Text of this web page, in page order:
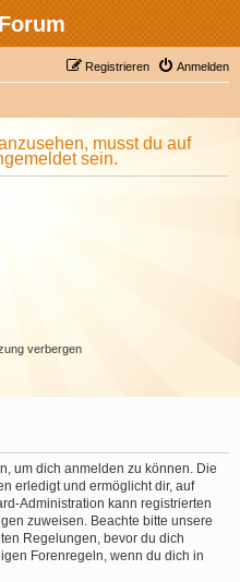
Anmelden
Registrieren
musst du auf
sein.
verbergen
um dich anmelden zu können. Die
erledigt und ermöglicht dir, auf
Administration kann registrierten
zuweisen. Beachte bitte unsere
Regelungen, bevor du dich
Forenregeln, wenn du dich in